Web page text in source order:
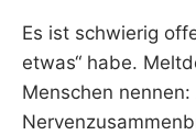
Es ist schwierig
etwas“ habe.
Menschen nennen: